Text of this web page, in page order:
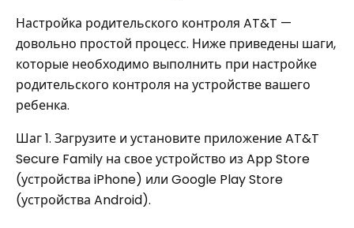
Настройка родительского контроля AT&T —
довольно простой процесс. Ниже приведены шаги,
которые необходимо выполнить при настройке
родительского контроля на устройстве вашего
ребенка.
Шаг 1. Загрузите и установите приложение AT&T
Secure Family на свое устройство из App Store
(устройства iPhone) или Google Play Store
(устройства Android).